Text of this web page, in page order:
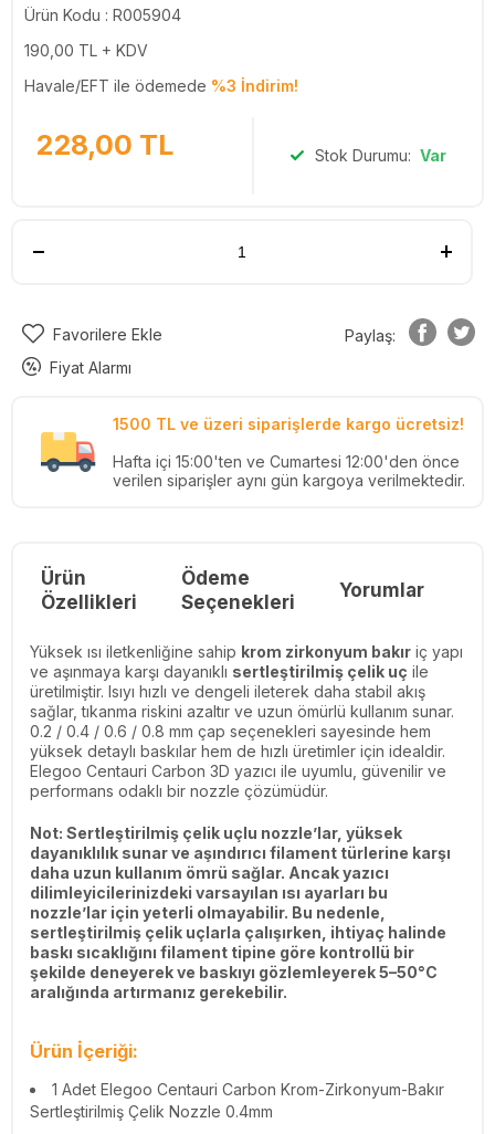
Ürün Kodu : R005904
190,00 TL + KDV
Havale/EFT ile ödemede %3 İndirim!
228,00 TL Stok Durumu: Var
Favorilere Ekle
Fiyat Alarmı
Paylaş:
1500 TL ve üzeri siparişlerde kargo ücretsiz!
Hafta içi 15:00'ten ve Cumartesi 12:00'den önce
verilen siparişler aynı gün kargoya verilmektedir.
Ürün
Özellikleri
Ödeme
Seçenekleri
Yorumlar
Yüksek ısı iletkenliğine sahip krom zirkonyum bakır iç yapı
ve aşınmaya karşı dayanıklı sertleştirilmiş çelik uç ile
üretilmiştir. Isıyı hızlı ve dengeli ileterek daha stabil akış
sağlar, tıkanma riskini azaltır ve uzun ömürlü kullanım sunar.
0.2 / 0.4 / 0.6 / 0.8 mm çap seçenekleri sayesinde hem
yüksek detaylı baskılar hem de hızlı üretimler için idealdir.
Elegoo Centauri Carbon 3D yazıcı ile uyumlu, güvenilir ve
performans odaklı bir nozzle çözümüdür.
Not: Sertleştirilmiş çelik uçlu nozzle’lar, yüksek
dayanıklılık sunar ve aşındırıcı filament türlerine karşı
daha uzun kullanım ömrü sağlar. Ancak yazıcı
dilimleyicilerinizdeki varsayılan ısı ayarları bu
nozzle’lar için yeterli olmayabilir. Bu nedenle,
sertleştirilmiş çelik uçlarla çalışırken, ihtiyaç halinde
baskı sıcaklığını filament tipine göre kontrollü bir
şekilde deneyerek ve baskıyı gözlemleyerek 5–50°C
aralığında artırmanız gerekebilir.
Ürün İçeriği:
1 Adet Elegoo Centauri Carbon Krom-Zirkonyum-Bakır
Sertleştirilmiş Çelik Nozzle 0.4mm